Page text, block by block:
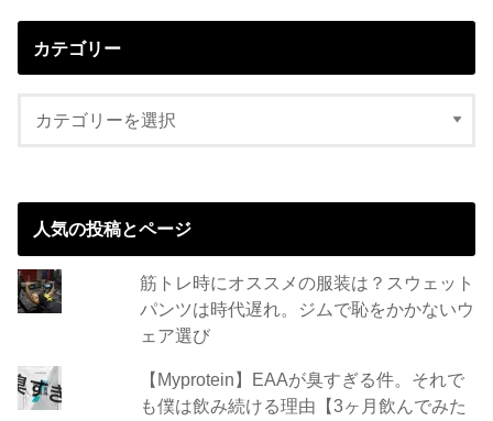
カテゴリー
人気の投稿とページ
筋トレ時にオススメの服装は？スウェット
パンツは時代遅れ。ジムで恥をかかないウ
ェア選び
【Myprotein】EAAが臭すぎる件。それで
も僕は飲み続ける理由【3ヶ月飲んでみた